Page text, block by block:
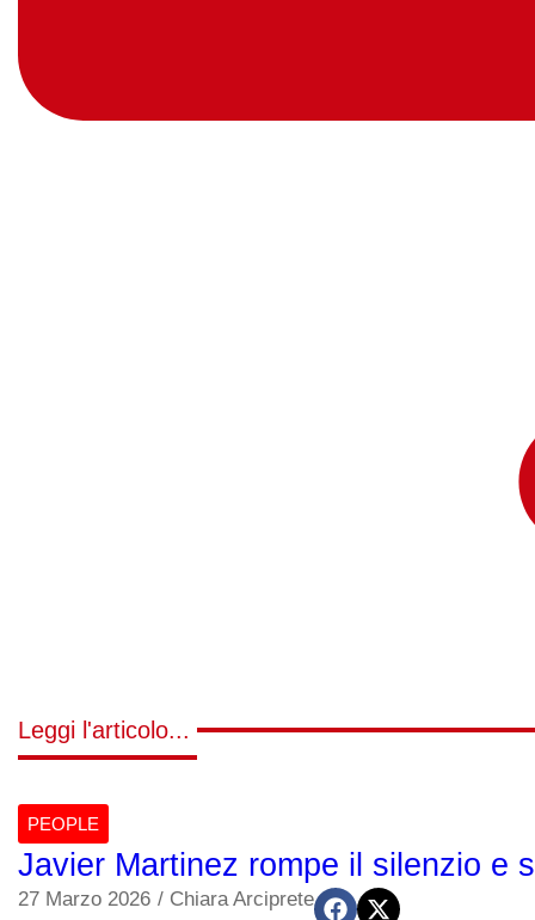
Leggi l'articolo...
PEOPLE
Javier Martinez rompe il silenzio e
27 Marzo 2026 / Chiara Arciprete